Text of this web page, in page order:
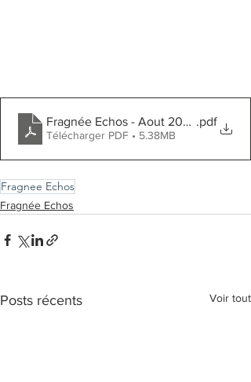
Fragnée Echos - Aout 2024 .pdf
Télécharger PDF • 5.38MB
Fragnee Echos
Fragnée Echos
Posts récents Voir tout